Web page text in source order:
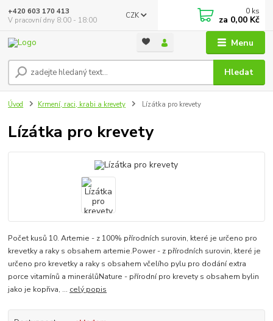
Menu
CZK
Hledat
+420 603 170 413
V pracovní dny 8:00 - 18:00
0 ks
za 0,00 Kč
Úvod Krmení, raci, krabi a krevety Lízátka pro krevety
Lízátka pro krevety
Počet kusů 10. Artemie - z 100% přírodních surovin, které je určeno pro
krevetky a raky s obsahem artemie.Power - z přírodních surovin, které je
určeno pro krevetky a raky s obsahem včelího pylu pro dodání extra
porce vitamínů a minerálůNature - přírodní pro krevety s obsahem bylin
jako je kopřiva, ... celý popis